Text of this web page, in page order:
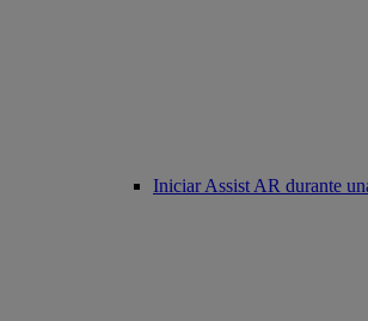
Iniciar Assist AR durante